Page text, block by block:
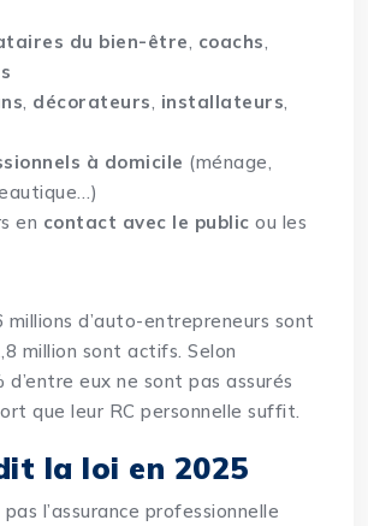
du bien-être, coachs,
, décorateurs, installateurs,
à domicile (ménage,
en contact avec le public ou les
millions d’auto-entrepreneurs sont
million sont actifs. Selon
d’entre eux ne sont pas assurés
que leur RC personnelle suffit.
la loi en 2025
l’assurance professionnelle